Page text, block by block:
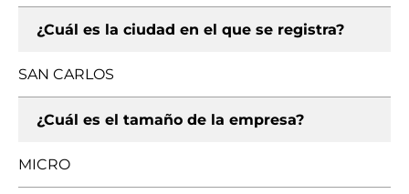
¿Cuál es la ciudad en el que se registra?
SAN CARLOS
¿Cuál es el tamaño de la empresa?
MICRO